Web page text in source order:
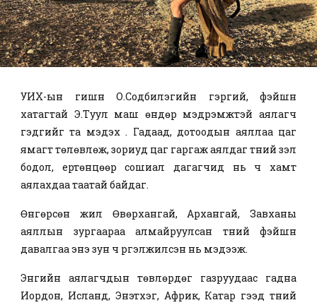
УИХ-ын гишүүн О.Содбилэгийн гэргий, фэйшн
хатагтай Э.Туул маш өндөр мэдрэмжтэй аялагч
гэдгийг та мэдэх үү. Гадаад, дотоодын аяллаа цаг
ямагт төлөвлөж, зориуд цаг гаргаж аялдаг түүний үзэл
бодол, ертөнцөөр сошиал дагагчид нь ч хамт
аялахдаа таатай байдаг.
Өнгөрсөн жил Өвөрхангай, Архангай, Завханы
аяллын зургаараа алмайруулсан түүний фэйшн
давалгаа энэ зун ч үргэлжилсэн нь мэдээж.
Энгийн аялагчдын төвлөрдөг газруудаас гадна
Иордон, Исланд, Энэтхэг, Африк, Катар гээд түүний